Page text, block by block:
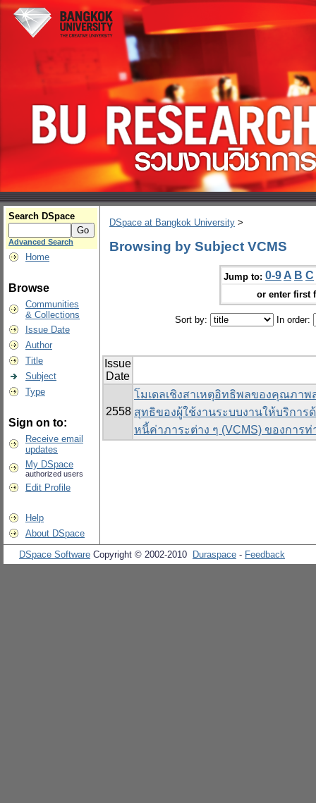
Search DSpace
Advanced Search
Home
Browse
Communities
& Collections
Issue Date
Author
Title
Subject
Type
Sign on to:
Receive email
updates
My DSpace
authorized users
Edit Profile
Help
About DSpace
DSpace at Bangkok University >
Browsing by Subject VCMS
Jump to: 0-9 A B C
or enter first
Sort by: In order:
Issue
Date
2558
โมเดลเชิงสาเหตุอิทธิพลของคุณภา
สุทธิของผู้ใช้งานระบบงานให้บริการ
หนี้ค่าภาระต่าง ๆ (VCMS) ของการท่
DSpace Software Copyright © 2002-2010 Duraspace - Feedback